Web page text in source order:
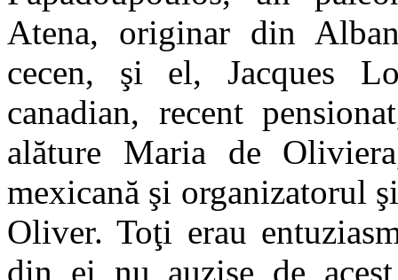
Atena, originar din
cecen, şi el, Jacques
canadian, recent
alăture Maria de
mexicană şi organizatorul
Oliver. Toţi erau
din ei nu auzise de